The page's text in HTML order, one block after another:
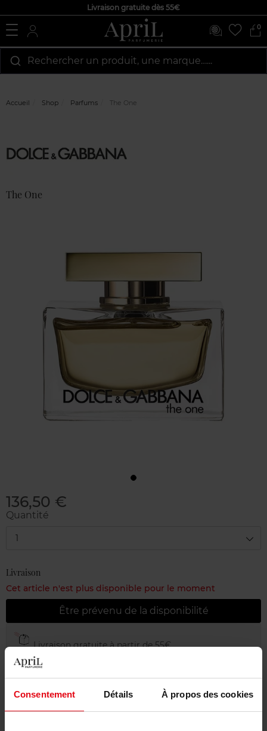
Consentement Détails À propos des cookies
Livraison gratuite dès 55€
0
Rechercher un produit, une marque…...
Accueil Shop Parfums The One
The One
136,50 €
Quantité
1
Livraison
Cet article n'est plus disponible pour le moment
Être prévenu de la disponibilité
Livraison gratuite à partir de 55€
Retour gratuit dans votre magasin